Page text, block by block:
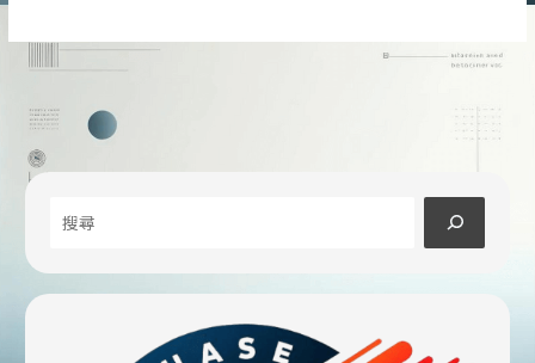
巧
詐
騙
集
團
款
方
搜
尋